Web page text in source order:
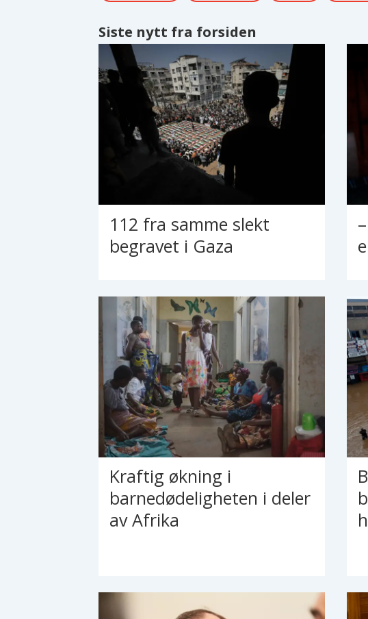
Siste nytt fra forsiden
112 fra samme slekt
begravet i Gaza
Kraftig økning i
barnedødeligheten i deler
av Afrika